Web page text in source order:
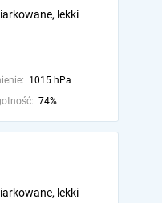
lekki
1015 hPa
74%
lekki